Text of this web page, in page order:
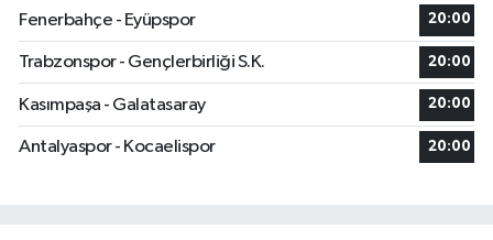
Fenerbahçe - Eyüpspor 20:00
Trabzonspor - Gençlerbirliği S.K. 20:00
Kasımpaşa - Galatasaray 20:00
Antalyaspor - Kocaelispor 20:00